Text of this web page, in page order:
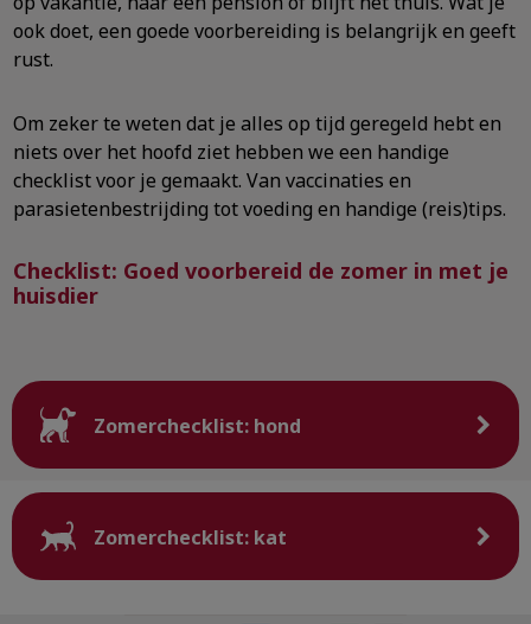
ook doet, een goede voorbereiding is belangrijk en geeft
rust.
Om zeker te weten dat je alles op tijd geregeld hebt en
niets over het hoofd ziet hebben we een handige
checklist voor je gemaakt. Van vaccinaties en
parasietenbestrijding tot voeding en handige (reis)tips.
Checklist: Goed voorbereid de zomer in met je
huisdier
Zomerchecklist: hond
Zomerchecklist: kat